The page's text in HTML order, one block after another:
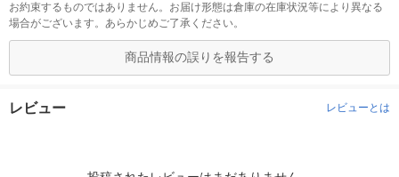
お約束するものではありません。お届け形態は倉庫の在庫状況等により異なる
場合がございます。あらかじめご了承ください。
商品情報の誤りを報告する
レビュー レビューとは